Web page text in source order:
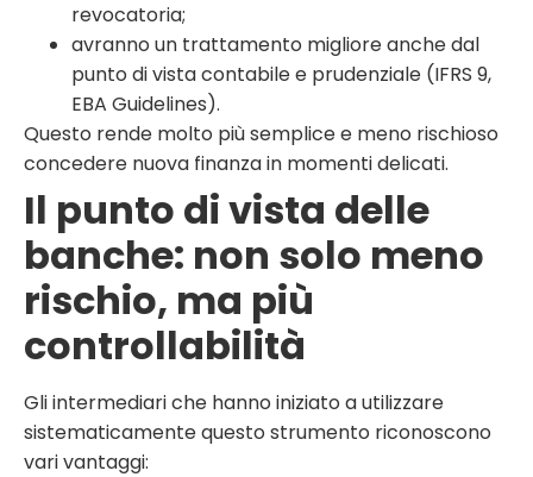
revocatoria;
avranno un trattamento migliore anche dal
punto di vista contabile e prudenziale (IFRS 9,
EBA Guidelines).
Questo rende molto più semplice e meno rischioso
concedere nuova finanza in momenti delicati.
Il punto di vista delle
banche: non solo meno
rischio, ma più
controllabilità
Gli intermediari che hanno iniziato a utilizzare
sistematicamente questo strumento riconoscono
vari vantaggi: